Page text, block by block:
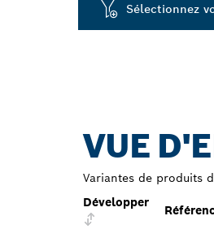
Sélectionnez
VUE
Variantes de produits
Développer